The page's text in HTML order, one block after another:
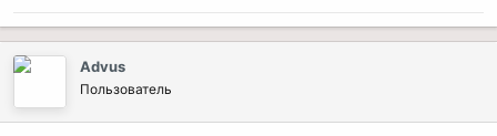
Advus
Пользователь